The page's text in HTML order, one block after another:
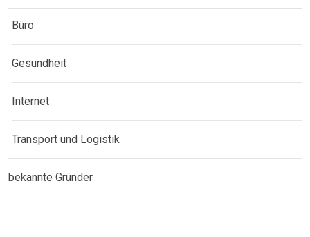
Büro
Gesundheit
Internet
Transport und Logistik
bekannte Gründer